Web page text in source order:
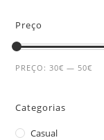
Preço
PREÇO: 30€ — 50€
Categorias
Casual